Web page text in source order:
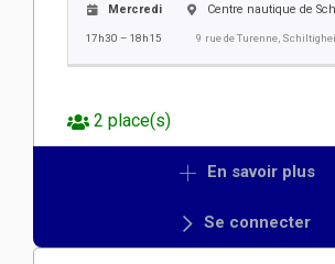
Mercredi
17h30 – 18h15
Centre nautique de Schiltigheim
9 rue de Turenne,
2 place(s)
En savoir plus
Se connecter